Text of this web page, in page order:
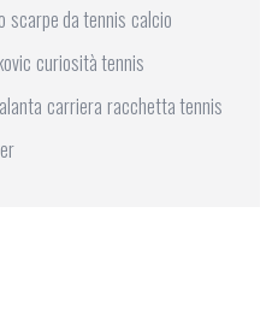
scarpe da tennis calcio
curiosità tennis
carriera racchetta tennis